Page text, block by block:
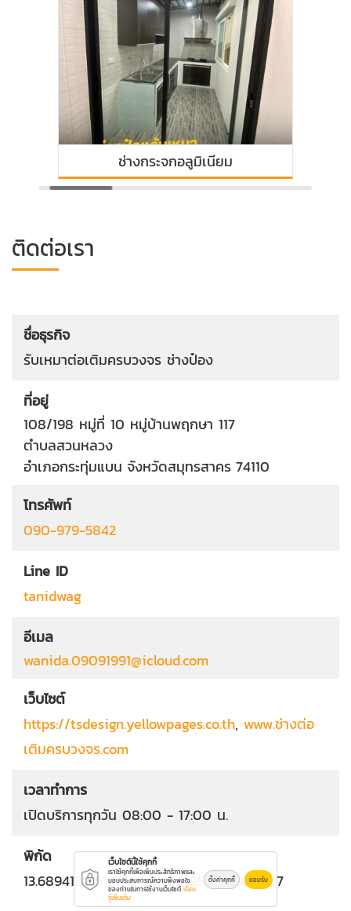
ติดต่อเรา
ชื่อธุรกิจ
รับเหมาต่อเติมครบวงจร ช่างป๋อง
ที่อยู่
108/198 หมู่ที่ 10 หมู่บ้านพฤกษา 117
ตำบลสวนหลวง
อำเภอกระทุ่มแบน จังหวัดสมุทรสาคร 74110
โทรศัพท์
090-979-5842
Line ID
tanidwag
อีเมล
wanida.09091991@icloud.com
เว็บไซต์
https://tsdesign.yellowpages.co.th, www.ช่างต่อ
เติมครบวงจร.com
เวลาทำการ
เปิดบริการทุกวัน 08:00 - 17:00 น.
พิกัด
13.689412015177764, 100.31953305980447
เว็บไซต์นี้ใช้คุกกี้
เราใช้คุกกี้เพื่อเพิ่มประสิทธิภาพและ
มอบประสบการณ์ความพึงพอใจ
ของท่านในการใช้งานเว็บไซต์ เรียน
รู้เพิ่มเติม
ตั้งค่าคุกกี้ ยอมรับ